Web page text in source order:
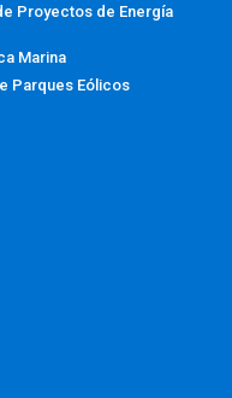
Proyectos de Energía
Marina
Parques Eólicos